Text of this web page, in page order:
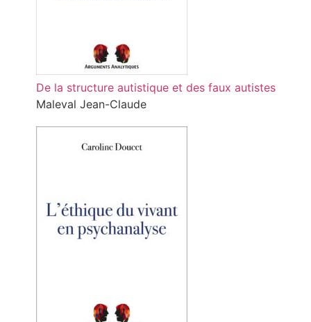
De la structure autistique et des faux autistes
Maleval Jean-Claude